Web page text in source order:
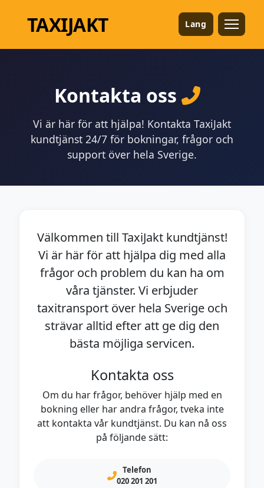
TAXIJAKT Lang
Kontakta oss
Vi är här för att hjälpa! Kontakta TaxiJakt
kundtjänst 24/7 för bokningar, frågor och
support över hela Sverige.
Välkommen till TaxiJakt kundtjänst!
Vi är här för att hjälpa dig med alla
frågor och problem du kan ha om
våra tjänster. Vi erbjuder
taxitransport över hela Sverige och
strävar alltid efter att ge dig den
bästa möjliga servicen.
Kontakta oss
Om du har frågor, behöver hjälp med en
bokning eller har andra frågor, tveka inte
att kontakta vår kundtjänst. Du kan nå oss
på följande sätt:
Telefon
020 201 201